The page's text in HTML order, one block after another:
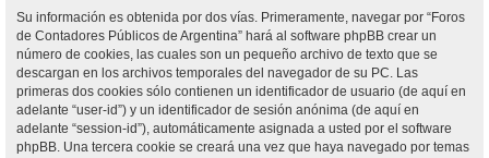
Su información es obtenida por dos vías. Primeramente, navegar por “Foros
de Contadores Públicos de Argentina” hará al software phpBB crear un
número de cookies, las cuales son un pequeño archivo de texto que se
descargan en los archivos temporales del navegador de su PC. Las
primeras dos cookies sólo contienen un identificador de usuario (de aquí en
adelante “user-id”) y un identificador de sesión anónima (de aquí en
adelante “session-id”), automáticamente asignada a usted por el software
phpBB. Una tercera cookie se creará una vez que haya navegado por temas